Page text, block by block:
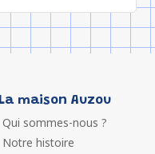
La maison Auzou
Qui sommes-nous ?
Notre histoire